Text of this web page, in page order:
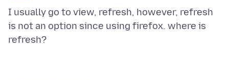
I usually go to view, refresh, however, refresh
is not an option since using firefox. where is